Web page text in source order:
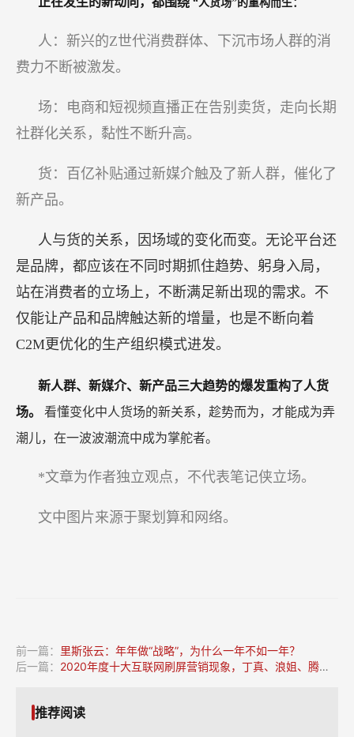
“人货场”的重构而生：
人：新兴的Z世代消费群体、下沉市场人群的消
费力不断被激发。
场：电商和短视频直播正在告别卖货，走向长期
社群化关系，黏性不断升高。
货：百亿补贴通过新媒介触及了新人群，催化了
新产品。
人与货的关系，因场域的变化而变。无论平台还
是品牌，都应该在不同时期抓住趋势、躬身入局，
站在消费者的立场上，不断满足新出现的需求。不
仅能让产品和品牌触达新的增量，也是不断向着
C2M更优化的生产组织模式进发。
新人群、新媒介、新产品三大趋势的爆发重构了人货
场。 看懂变化中人货场的新关系，趁势而为，才能成为弄
潮儿，在一波波潮流中成为掌舵者。
*文章为作者独立观点，不代表笔记侠立场。
文中图片来源于聚划算和网络。
前一篇： 里斯张云：年年做“战略”，为什么一年不如一年？
后一篇： 2020年度十大互联网刷屏营销现象，丁真、浪姐、腾讯都太牛了！
推荐阅读